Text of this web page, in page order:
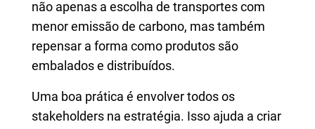
não apenas a escolha de transportes com
menor emissão de carbono, mas também
repensar a forma como produtos são
embalados e distribuídos.
Uma boa prática é envolver todos os
stakeholders na estratégia. Isso ajuda a criar